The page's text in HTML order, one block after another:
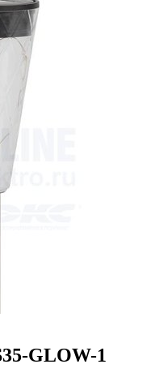
GLOW-1